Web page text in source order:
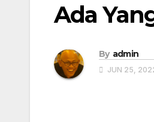
Ada
By admin
JUN 25,